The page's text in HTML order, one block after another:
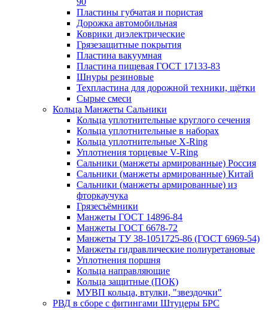
Пластины губчатая и пористая
Дорожка автомобильная
Коврики диэлектрические
Грязезащитные покрытия
Пластина вакуумная
Пластина пищевая ГОСТ 17133-83
Шнуры резиновые
Техпластина для дорожной техники, щётки
Сырые смеси
Кольца Манжеты Сальники
Кольца уплотнительные круглого сечения
Кольца уплотнительные в наборах
Кольца уплотнительные Х-Ring
Уплотнения торцевые V-Ring
Сальники (манжеты армированные) Россия
Сальники (манжеты армированные) Китай
Сальники (манжеты армированные) из
фторкаучука
Грязесъёмники
Манжеты ГОСТ 14896-84
Манжеты ГОСТ 6678-72
Манжеты ТУ 38-1051725-86 (ГОСТ 6969-54)
Манжеты гидравлические полиуретановые
Уплотнения поршня
Кольца направляющие
Кольца защитные (ПОК)
МУВП кольца, втулки, "звездочки"
РВД в сборе с фитингами Штуцеры БРС